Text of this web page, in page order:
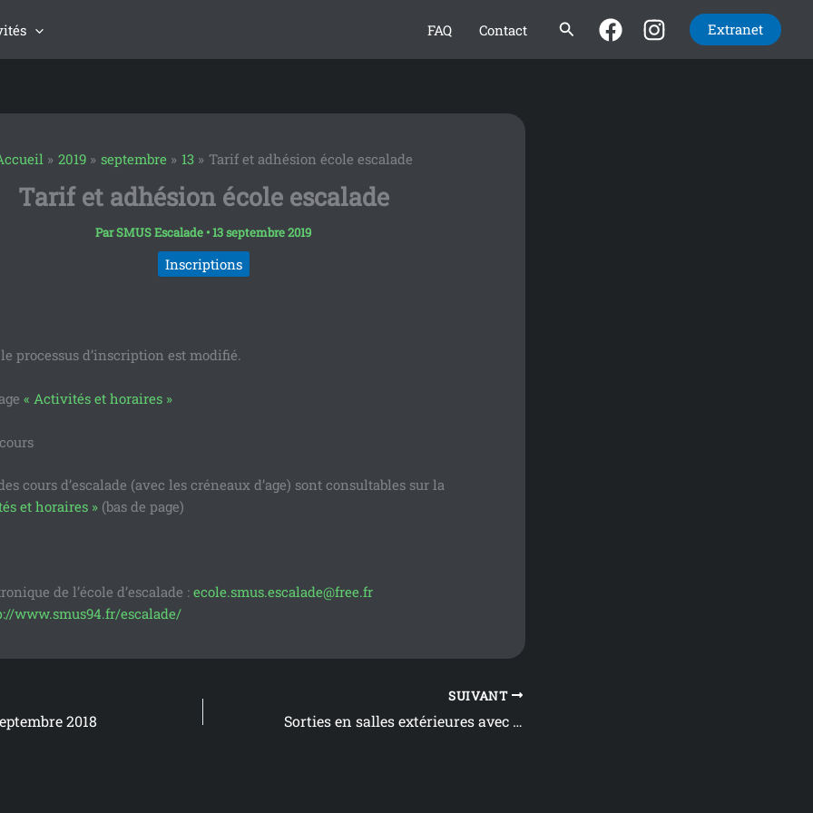
FAQ Contact Rechercher Extranet
2019 septembre 13 Tarif et adhésion école escalade
Tarif et adhésion école escalade
ParSMUS Escalade •13 septembre 2019
Inscriptions
processus d’inscription est modifié.
« Activités et horaires »
cours d’escalade (avec les créneaux d’age) sont consultables sur la
et horaires »(bas de page)
de l’école d’escalade :ecole.smus.escalade@free.fr
www.smus94.fr/escalade/
2018
SUIVANT
Sorties en salles extérieures avec Julien